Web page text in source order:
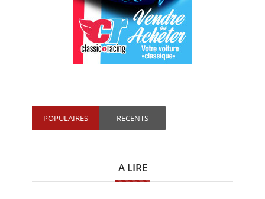
POPULAIRES RECENTS
A LIRE